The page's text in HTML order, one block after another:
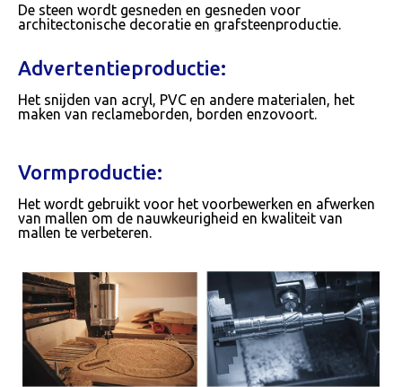
De steen wordt gesneden en gesneden voor
architectonische decoratie en grafsteenproductie.
Advertentieproductie:
Het snijden van acryl, PVC en andere materialen, het
maken van reclameborden, borden enzovoort.
Vormproductie:
Het wordt gebruikt voor het voorbewerken en afwerken
van mallen om de nauwkeurigheid en kwaliteit van
mallen te verbeteren.